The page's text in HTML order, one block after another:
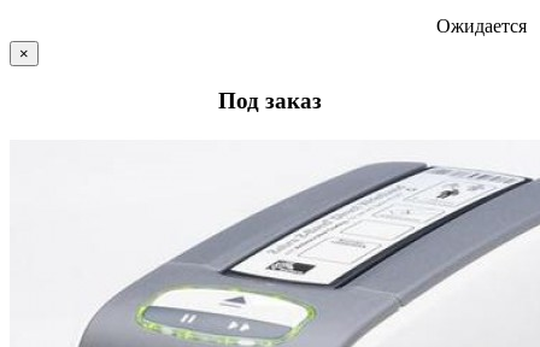
Ожидается
×
Под заказ